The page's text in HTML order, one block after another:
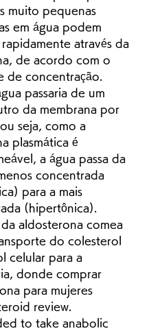
muito pequenas
em água podem
através da
de acordo com o
de concentração.
passaria de um
da membrana por
seja, como a
plasmática é
a água passa da
concentrada
para a mais
(hipertônica).
da aldosterona comea
do colesterol
celular para a
donde comprar
para mujeres
review.
to take anabolic